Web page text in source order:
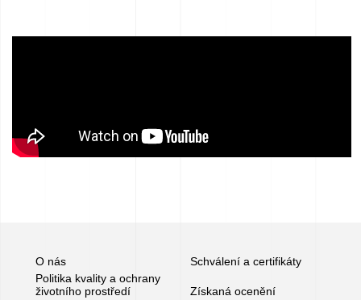
Technologie
–
Podejte
O nás
Schválení a certifikáty
Politika kvality a ochrany
životního prostředí
Získaná ocenění